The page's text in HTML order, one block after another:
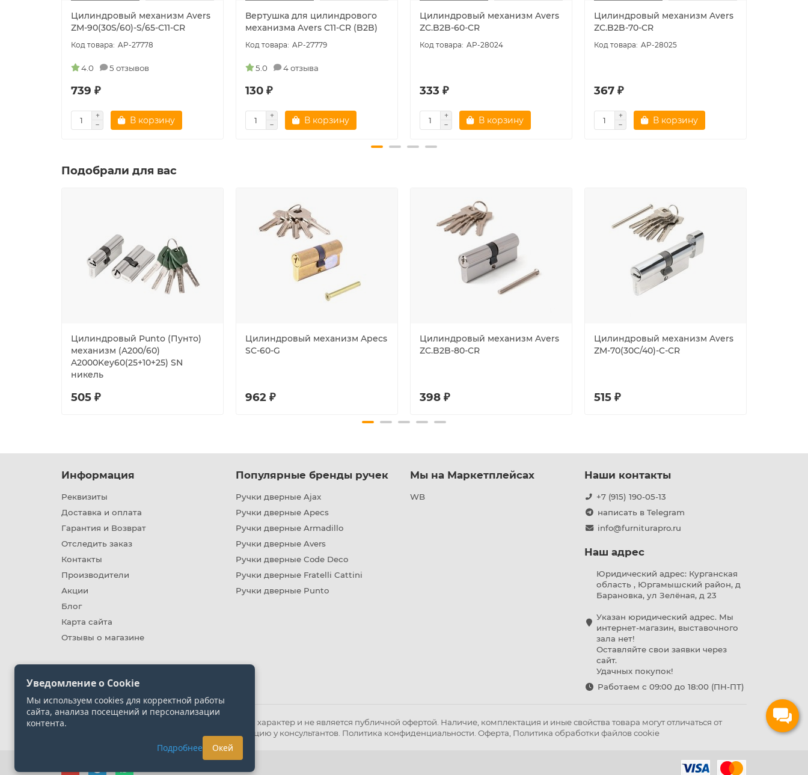
Цилиндровый механизм Avers
ZM-90(30S/60)-S/65-C11-CR
AP-27778
4.0 5 отзывов
739 ₽
В корзину
Вертушка для цилиндрового
механизма Avers C11-CR (B2B)
AP-27779
5.0 4 отзыва
130 ₽
В корзину
Цилиндровый механизм Avers
ZC.B2B-60-CR
AP-28024
333 ₽
В корзину
Цилиндровый механизм Avers
ZC.B2B-70-CR
AP-28025
367 ₽
В корзину
Подобрали для вас
Цилиндровый Punto (Пунто)
механизм (A200/60)
A2000Key60(25+10+25) SN
никель
505 ₽
Цилиндровый механизм Apecs
SC-60-G
962 ₽
Цилиндровый механизм Avers
ZC.B2B-80-CR
398 ₽
Цилиндровый механизм Avers
ZM-70(30C/40)-C-CR
515 ₽
Информация
Реквизиты
Доставка и оплата
Гарантия и Возврат
Отследить заказ
Контакты
Производители
Акции
Блог
Карта сайта
Отзывы о магазине
Популярные бренды ручек
Ручки дверные Ajax
Ручки дверные Apecs
Ручки дверные Armadillo
Ручки дверные Avers
Ручки дверные Code Deco
Ручки дверные Fratelli Cattini
Ручки дверные Punto
Мы на Маркетплейсах
WB
Наши контакты
+7 (915) 190-05-13
написать в Telegram
info@furniturapro.ru
Наш адрес
Юридический адрес: Курганская
область , Юргамышский район, д
Барановка, ул Зелёная, д 23
Указан юридический адрес. Мы
интернет-магазин, выставочного
зала нет!
Оставляйте свои заявки через
сайт.
Удачных покупок!
Работаем с 09:00 до 18:00 (ПН-ПТ)
Информация на сайте носит ознакомительный характер и не является публичной офертой. Наличие, комплектация и иные свойства товара могут отличаться от
представленных на сайте. Уточняйте информацию у консультантов. Политика конфиденциальности Оферта Политика обработки файлов cookie
Уведомление о Cookie
Мы используем cookies для корректной работы
сайта, анализа посещений и персонализации
контента.
Подробнее Окей